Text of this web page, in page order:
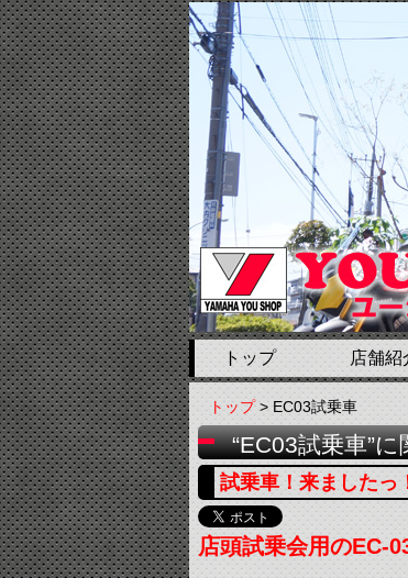
トップ 店舗紹
トップ> EC03試乗車
“EC03試乗車”
試乗車！来ましたっ
店頭試乗会用のEC-